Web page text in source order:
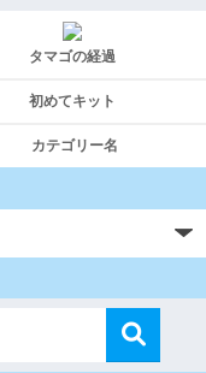
タマゴの経過
初めてキット
カテゴリー名